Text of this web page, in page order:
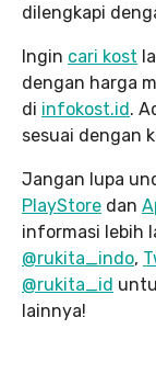
dilengkapi
Ingin cari kost
dengan harga
di infokost.id.
sesuai dengan
Jangan lupa
PlayStore dan
informasi lebih
@rukita_indo,
@rukita_id
lainnya!